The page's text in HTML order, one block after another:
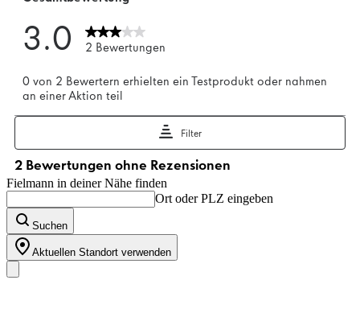
Fielmann in deiner Nähe finden
Ort oder PLZ eingeben
Suchen
Aktuellen Standort verwenden